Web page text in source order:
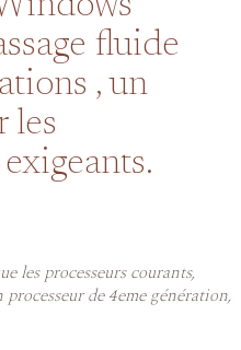
fluide
, un
les
les processeurs courants,
de 4eme génération,